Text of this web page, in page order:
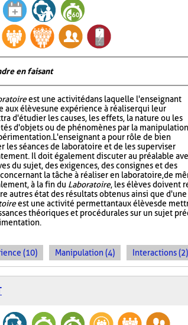
en faisant
est une activité dans laquelle l'enseignant
aux élèves une expérience à réaliser qui leur
d'étudier les causes, les effets, la nature ou les
d'objets ou de phénomènes par la manipulation
L'enseignant a pour rôle de bien
les séances de laboratoire et de les superviser
Il doit également discuter au préalable
du sujet, des exigences, des consignes et des
la tâche à réaliser en laboratoire, de
à la fin du Laboratoire, les élèves doivent
autres état des résultats obtenus ainsi que
est une activité permettant aux élèves de
théoriques et procédurales sur un sujet
(10) Manipulation (4) Interactions (2)